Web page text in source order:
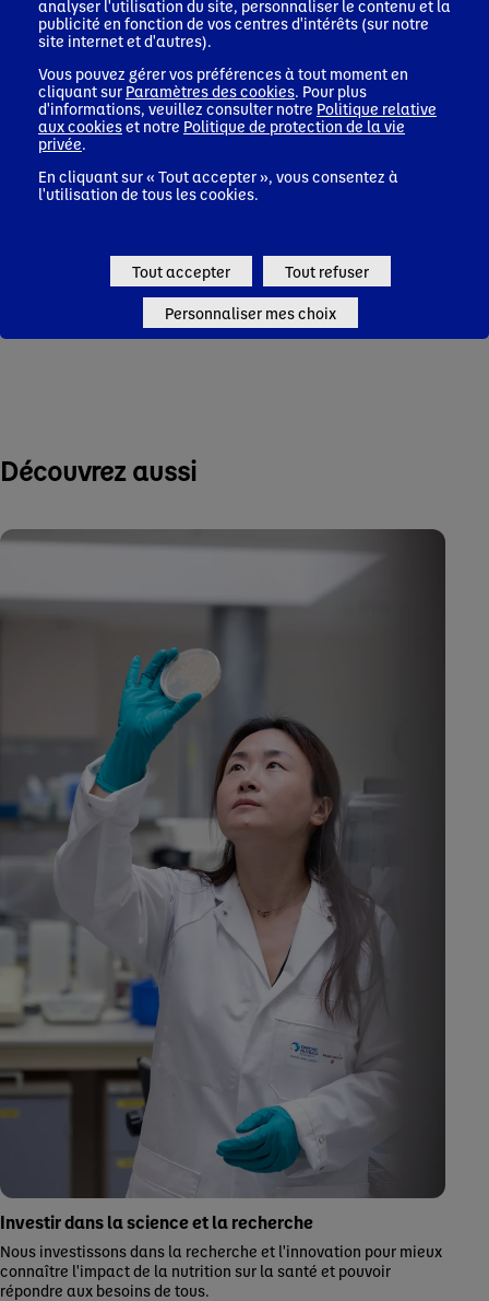
développement physique et mental. C’est pourquoi depuis
plus de 10 ans, blédina et le fonds Danone Communities
participent au financement du programme Malin, aux
côtés de sociétés savantes de pédiatrie et d’autres
partenaires privés et publics français. L’objectif du
programme : donner les mêmes chances de bien grandir à
tous les bébés en aidant les familles en situation de
précarité à accéder à une alimentation saine. Tous les
produits adaptés aux enfants et des conseils pratiques
sur l’alimentation infantile. 140 000 enfants ont déjà été
Découvrez Le Programme Malin
Découvrez aussi
Investir dans la science et la recherche
Nous investissons dans la recherche et l'innovation pour mieux
connaître l'impact de la nutrition sur la santé et pouvoir
répondre aux besoins de tous.
analyser l'utilisation du site, personnaliser le contenu et la
publicité en fonction de vos centres d'intérêts (sur notre
site internet et d'autres).
Vous pouvez gérer vos préférences à tout moment en
cliquant sur Paramètres des cookies. Pour plus
d'informations, veuillez consulter notre Politique relative
aux cookieset notre Politique de protection de la vie
privée.
En cliquant sur « Tout accepter », vous consentez à
l'utilisation de tous les cookies.
Tout accepter Tout refuser
Personnaliser mes choix